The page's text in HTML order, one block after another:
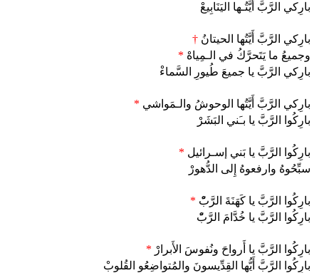
بارِكي الرَّبَّ أَيَّتُـها اليَنَابِيعْ
بارِكي الرَّبَّ أَيَّتُها الحيتانُ †
وجميعُ ما يَتَحرَّكُ في الـمِياهْ *
بارِكي الرَّبَّ يا جميعَ طُيورِ السَّماءْ
بارِكي الرَّبَّ أَيَّتُها الوحوشُ والـمَواشي *
بارِكُوا الرَّبَّ يا بـَني البَشَرْ
بارِكُوا الرَّبَّ يا بَني إسـرائيل *
سبِّحُوهُ وارفعوهُ إِلى الدُّهورْ
بارِكُوا الرَّبَّ يا كَهَنَةَ الرَّبّْ *
بارِكُوا الرَّبَّ يا خُدَّامَ الرَّبّْ
بارِكُوا الرَّبَّ يا أَرواحَ ونُفوسَ الأَبرارْ *
بارِكُوا الرَّبَّ أَيُّها القِدِّيسونَ والمُتواضِعُو القُلوبْ